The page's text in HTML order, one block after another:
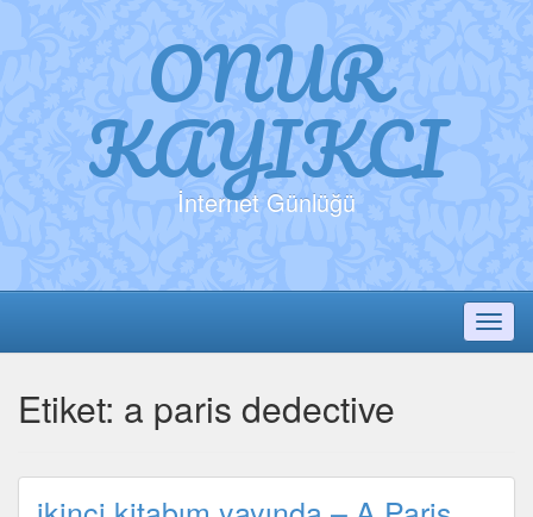
ONUR
KAYIKCI
İnternet Günlüğü
Etiket: a paris dedective